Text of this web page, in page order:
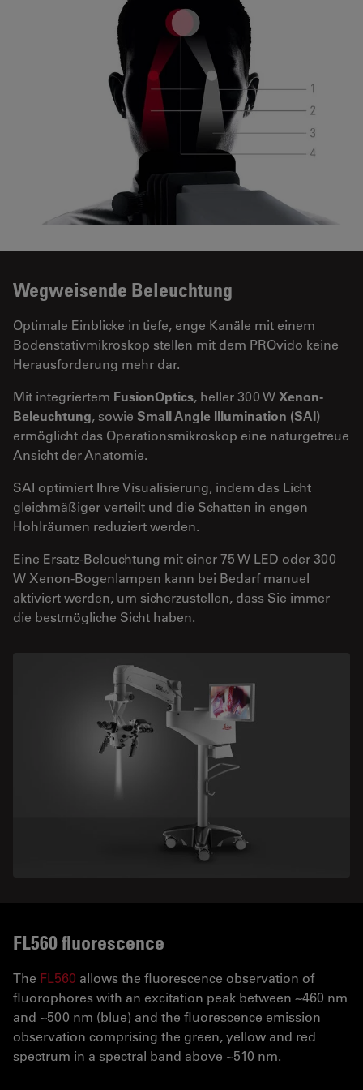
Wegweisende Beleuchtung
Optimale Einblicke in tiefe, enge Kanäle mit einem
Bodenstativmikroskop stellen mit dem PROvido keine
Herausforderung mehr dar.
Mit integriertem FusionOptics, heller 300 W Xenon-
Beleuchtung, sowie Small Angle Illumination (SAI)
ermöglicht das Operationsmikroskop eine naturgetreue
Ansicht der Anatomie.
SAI optimiert Ihre Visualisierung, indem das Licht
gleichmäßiger verteilt und die Schatten in engen
Hohlräumen reduziert werden.
Eine Ersatz-Beleuchtung mit einer 75 W LED oder 300
W Xenon-Bogenlampen kann bei Bedarf manuel
aktiviert werden, um sicherzustellen, dass Sie immer
die bestmögliche Sicht haben.
FL560 fluorescence
The FL560 allows the fluorescence observation of
fluorophores with an excitation peak between ~460 nm
and ~500 nm (blue) and the fluorescence emission
observation comprising the green, yellow and red
spectrum in a spectral band above ~510 nm.